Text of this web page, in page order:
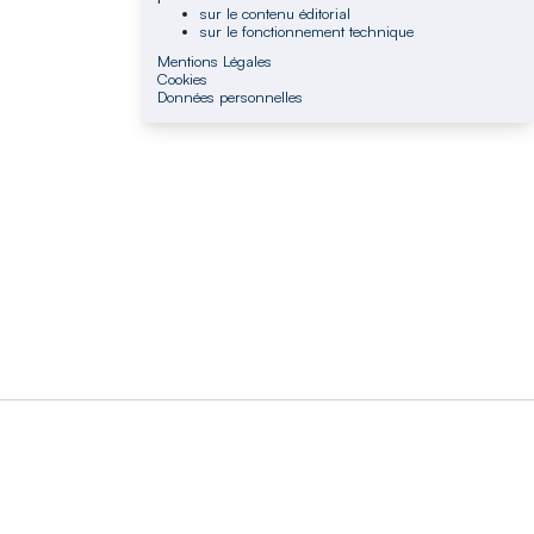
sur le contenu éditorial
sur le fonctionnement technique
Mentions Légales
Cookies
Données personnelles